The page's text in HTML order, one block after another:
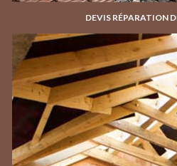
DEVIS RÉPARATION